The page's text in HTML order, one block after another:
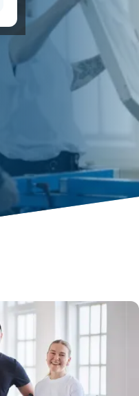
av att erbjuda både
av fönster och
vara mer än bara en